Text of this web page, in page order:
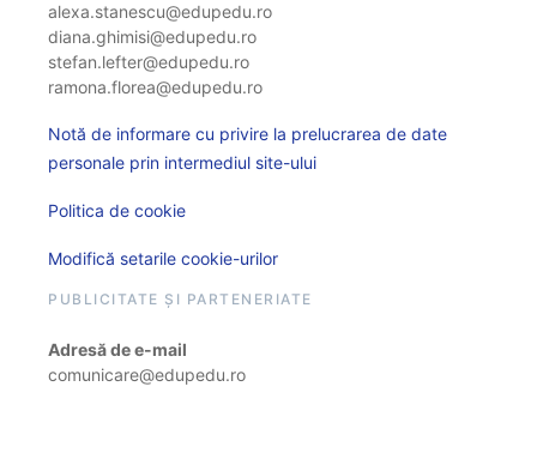
alexa.stanescu@edupedu.ro
diana.ghimisi@edupedu.ro
stefan.lefter@edupedu.ro
ramona.florea@edupedu.ro
Notă de informare cu privire la prelucrarea de date
personale prin intermediul site-ului
Politica de cookie
Modifică setarile cookie-urilor
PUBLICITATE ȘI PARTENERIATE
Adresă de e-mail
comunicare@edupedu.ro